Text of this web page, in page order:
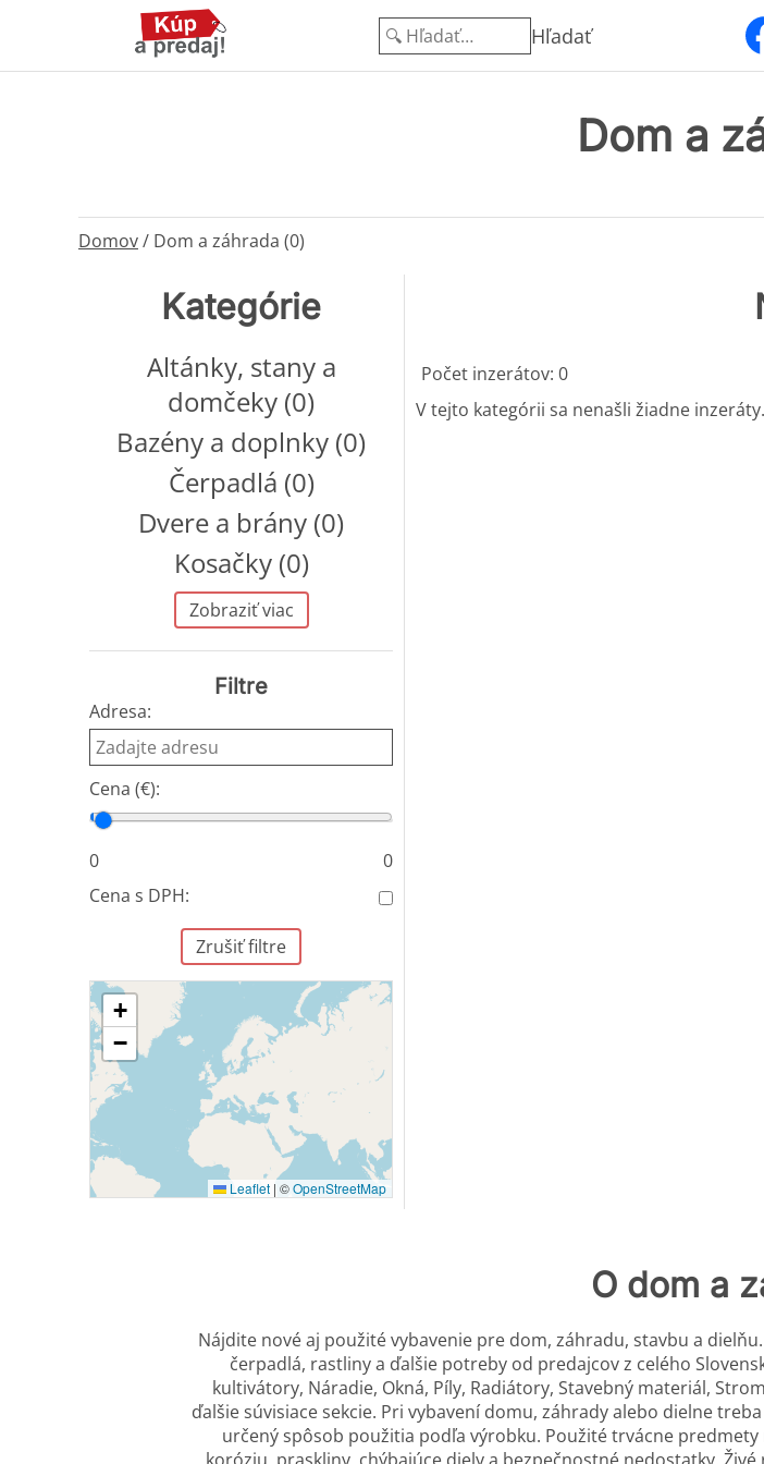
Hľadať
Dom a
Domov/ Dom a záhrada (0)
Kategórie
Altánky, stany a
domčeky (0)
Bazény a doplnky (0)
Čerpadlá (0)
Dvere a brány (0)
Kosačky (0)
Zobraziť viac
Filtre
Adresa:
Cena (€):
Cena od
Cena do
0
0
Cena s DPH:
Zrušiť filtre
+
−
Leaflet | ©OpenStreetMap
Počet inzerátov: 0
V tejto kategórii sa nenašli žiadne inzeráty.
O dom a
Nájdite nové aj použité vybavenie pre dom, záhradu, stavbu a
čerpadlá, rastliny a ďalšie potreby od predajcov z celého
kultivátory, Náradie, Okná, Píly, Radiátory, Stavebný materiál,
ďalšie súvisiace sekcie. Pri vybavení domu, záhrady alebo dielne
určený spôsob použitia podľa výrobku. Použité trvácne